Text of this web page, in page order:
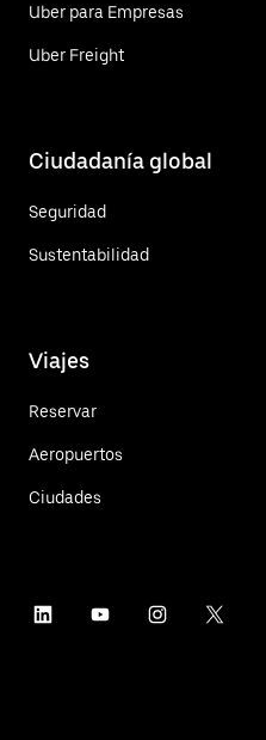
Uber para Empresas
Uber Freight
Ciudadanía global
Seguridad
Sustentabilidad
Viajes
Reservar
Aeropuertos
Ciudades